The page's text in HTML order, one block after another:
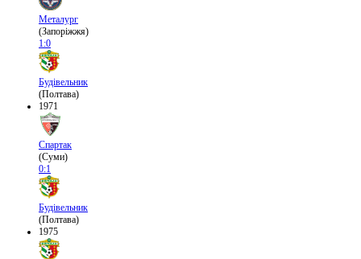
Металург
(Запоріжжя)
1:0
Будівельник
(Полтава)
1971
Спартак
(Суми)
0:1
Будівельник
(Полтава)
1975